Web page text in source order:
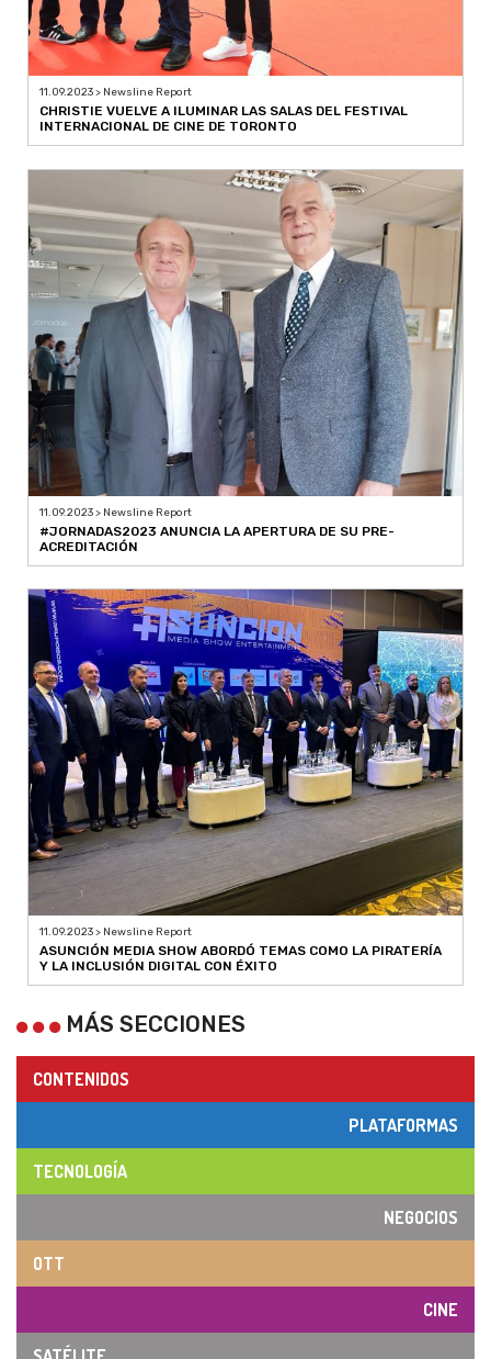
11.09.2023 > Newsline Report
CHRISTIE VUELVE A ILUMINAR LAS SALAS DEL FESTIVAL
INTERNACIONAL DE CINE DE TORONTO
11.09.2023 > Newsline Report
#JORNADAS2023 ANUNCIA LA APERTURA DE SU PRE-
ACREDITACIÓN
11.09.2023 > Newsline Report
ASUNCIÓN MEDIA SHOW ABORDÓ TEMAS COMO LA PIRATERÍA
Y LA INCLUSIÓN DIGITAL CON ÉXITO
MÁS SECCIONES
CONTENIDOS
PLATAFORMAS
TECNOLOGÍA
NEGOCIOS
OTT
CINE